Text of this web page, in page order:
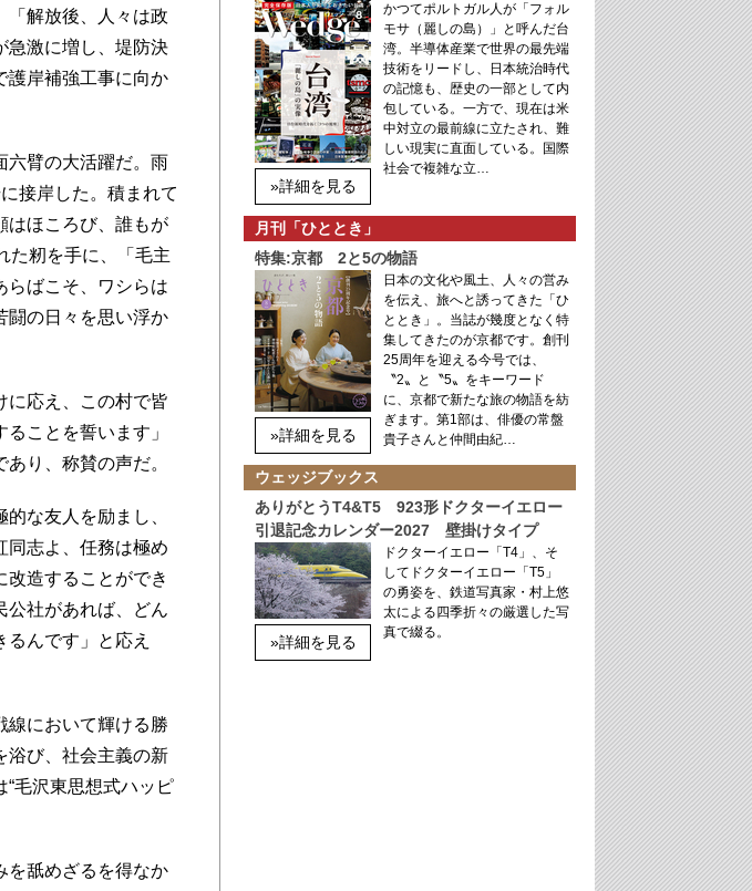
解放後、人々は政
急激に増し、堤防決
護岸補強工事に向か
六臂の大活躍だ。雨
接岸した。積まれて
はほころび、誰もが
た籾を手に、「毛主
らばこそ、ワシらは
闘の日々を思い浮か
応え、この村で皆
ことを誓います」
り、称賛の声だ。
な友人を励まし、
同志よ、任務は極め
造することができ
公社があれば、どん
んです」と応え
において輝ける勝
浴び、社会主義の新
毛沢東思想式ハッピ
を舐めざるを得なか
»詳細を見る
かつてポルトガル人が「フォル
モサ（麗しの島）」と呼んだ台
湾。半導体産業で世界の最先端
技術をリードし、日本統治時代
の記憶も、歴史の一部として内
包している。一方で、現在は米
中対立の最前線に立たされ、難
しい現実に直面している。国際
社会で複雑な立…
月刊「ひととき」
特集:京都 2と5の物語
»詳細を見る
日本の文化や風土、人々の営み
を伝え、旅へと誘ってきた「ひ
ととき」。当誌が幾度となく特
集してきたのが京都です。創刊
25周年を迎える今号では、
〝2〟と〝5〟をキーワード
に、京都で新たな旅の物語を紡
ぎます。第1部は、俳優の常盤
貴子さんと仲間由紀…
ウェッジブックス
ありがとうT4&T5 923形ドクターイエロー
引退記念カレンダー2027 壁掛けタイプ
»詳細を見る
ドクターイエロー「T4」、そ
してドクターイエロー「T5」
の勇姿を、鉄道写真家・村上悠
太による四季折々の厳選した写
真で綴る。